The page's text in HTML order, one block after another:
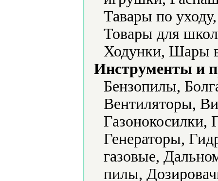
Тавары по
Товары для
Ходунки, Шары
Инструменты и
Бензопилы,
Вентиляторы,
Газонокосилки,
Генераторы,
газовые,
пилы,